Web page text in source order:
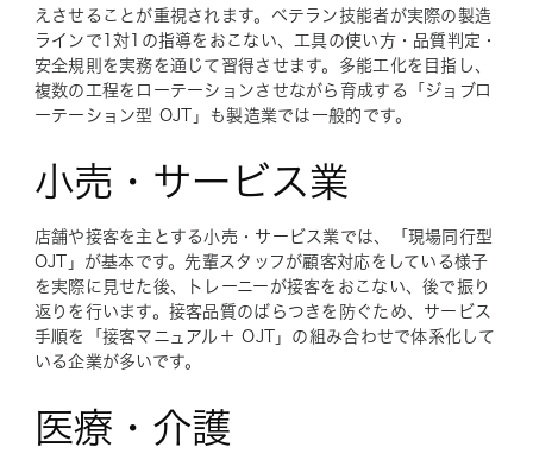
えさせることが重視されます。ベテラン技能者が実際の製造
ラインで1対1の指導をおこない、工具の使い方・品質判定・
安全規則を実務を通じて習得させます。多能工化を目指し、
複数の工程をローテーションさせながら育成する「ジョブロ
ーテーション型 OJT」も製造業では一般的です。
小売・サービス業
店舗や接客を主とする小売・サービス業では、「現場同行型
OJT」が基本です。先輩スタッフが顧客対応をしている様子
を実際に見せた後、トレーニーが接客をおこない、後で振り
返りを行います。接客品質のばらつきを防ぐため、サービス
手順を「接客マニュアル＋ OJT」の組み合わせで体系化して
いる企業が多いです。
医療・介護